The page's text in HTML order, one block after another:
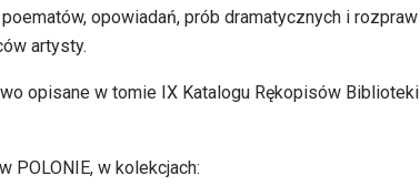
opowiadań, prób dramatycznych i rozpraw
artysty.
opisane w tomie IX Katalogu Rękopisów Biblioteki
POLONIE, w kolekcjach: